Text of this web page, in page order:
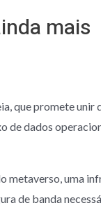
mais
que promete unir
de dados
metaverso, uma
de banda